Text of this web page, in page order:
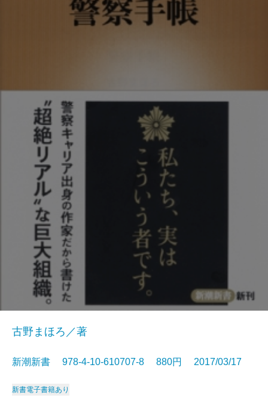
古野まほろ／著
新潮新書 978-4-10-610707-8 880円 2017/03/17
新書電子書籍あり